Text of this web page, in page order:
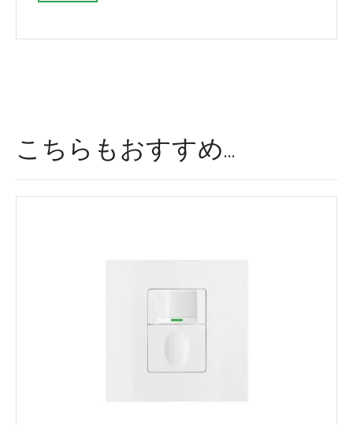
る
も
の
こちらもおすすめ…